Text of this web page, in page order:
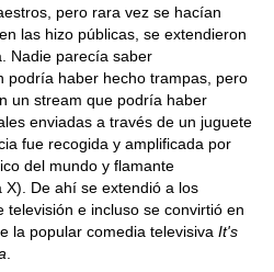
pero rara vez se hacían
las hizo públicas, se extendieron
Nadie parecía saber
podría haber hecho trampas, pero
un stream que podría haber
enviadas a través de un juguete
fue recogida y amplificada por
del mundo y flamante
De ahí se extendió a los
televisión e incluso se convirtió en
la popular comedia televisiva It's